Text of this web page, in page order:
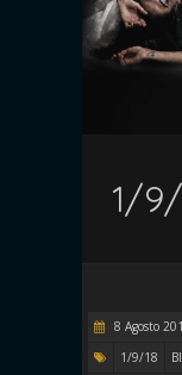
1/
8 Agosto
1/9/18